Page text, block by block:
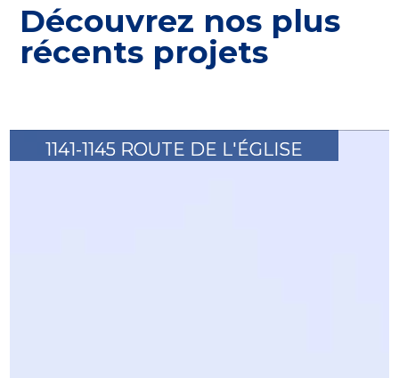
Découvrez nos plus
récents projets
1141-1145 ROUTE DE L'ÉGLISE
1141-1145 ROUTE DE L'ÉGLISE